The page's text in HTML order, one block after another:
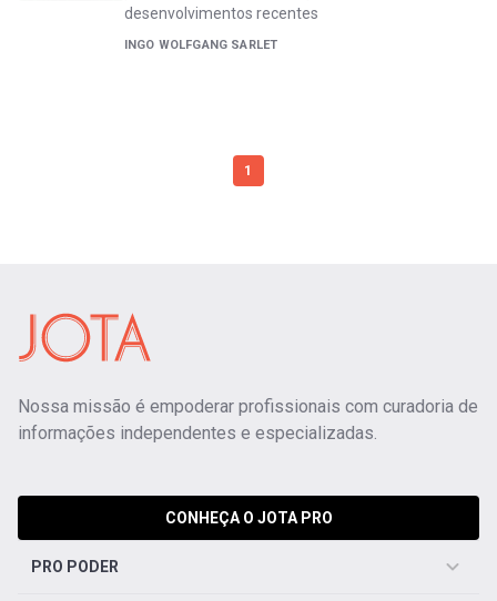
desenvolvimentos recentes
INGO WOLFGANG SARLET
1
Nossa missão é empoderar profissionais com curadoria de
informações independentes e especializadas.
CONHEÇA O JOTA PRO
PRO PODER